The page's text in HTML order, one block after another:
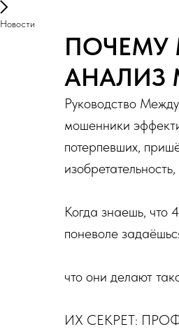
Новости
ПОЧЕМУ
АНАЛИЗ
Руководство
мошенники
потерпевших,
Когда знаешь, что
поневоле
что они делают
ИХ СЕКРЕТ: